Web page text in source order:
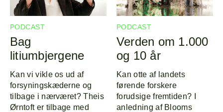
Forside
Program
Line-up
PODCAST
Bag
litiumbjergene
Kan vi vikle os ud af
forsyningskæderne og
tilbage i nærværet? Theis
Ørntoft er tilbage med
PODCAST
Verden om 1.000
og 10 år
Kan otte af landets
førende forskere
forudsige fremtiden? I
anledning af Blooms